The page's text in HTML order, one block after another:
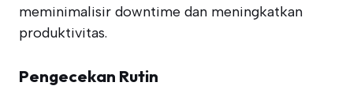
meminimalisir downtime dan meningkatkan
produktivitas.
Pengecekan Rutin